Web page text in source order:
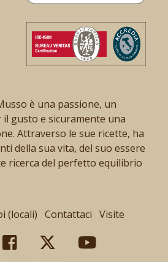
è una passione, un
gusto e sicuramente una
Attraverso le sue ricette, ha
della sua vita, del suo essere
ricerca del perfetto equilibrio
(locali) Contattaci Visite